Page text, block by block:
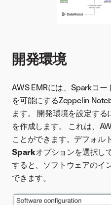
開発環境
AWS EMRには、Sparkコ
を可能にするZeppelin
ます。 開発環境を設定す
を作成します。 これは、
ことができます。デフォル
Sparkオプションを選択し
すると、ソフトウェアのイ
できます。